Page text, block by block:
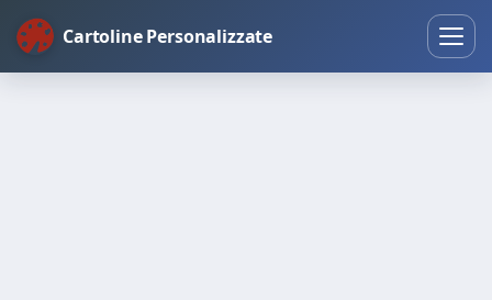
Cartoline Personalizzate